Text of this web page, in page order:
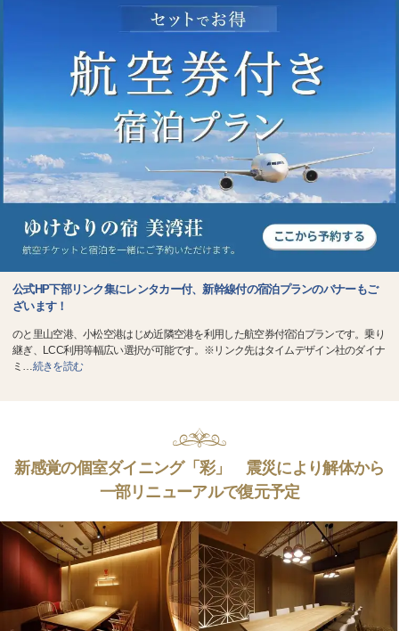
公式HP下部リンク集にレンタカー付、新幹線付の宿泊プランのバナーもご
ざいます！
のと里山空港、小松空港はじめ近隣空港を利用した航空券付宿泊プランです。乗り
継ぎ、LCC利用等幅広い選択が可能です。※リンク先はタイムデザイン社のダイナ
ミ …続きを読む
新感覚の個室ダイニング「彩」 震災により解体から
一部リニューアルで復元予定